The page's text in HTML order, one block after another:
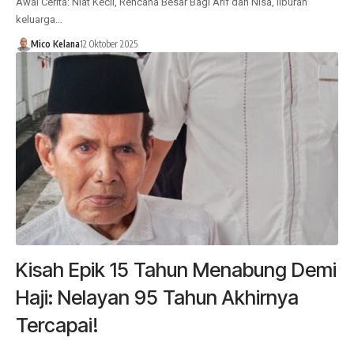
keluarga…
Mico Kelana12 Oktober 2025
Kisah Epik 15 Tahun Menabung Demi
Haji: Nelayan 95 Tahun Akhirnya
Tercapai!